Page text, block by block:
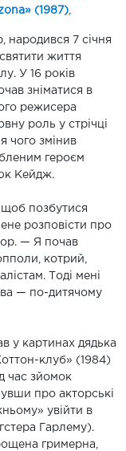
(1987)
7 січня
життя
У 16 років
зніматися в
режисера
роль у стрічці
чого змінив
героєм
Кейдж.
щоб позбутися
розповісти про
— Я почав
котрий,
Тоді мені
— по-дитячому
у картинах дядька
клуб» (1984)
час зйомок
про акторські
увійти в
Гарлему).
гримерна,